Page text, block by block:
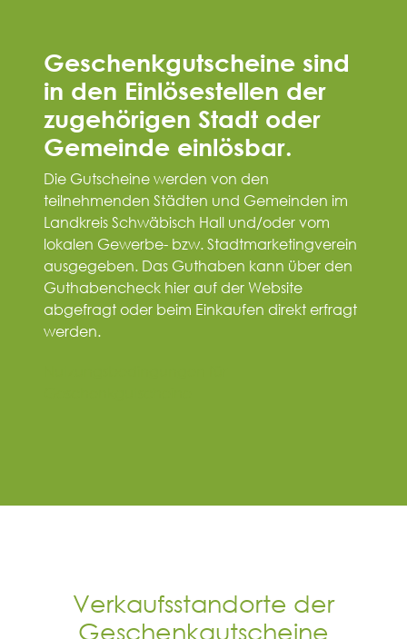
Geschenkgutscheine sind
in den Einlösestellen der
zugehörigen Stadt oder
Gemeinde einlösbar.
Die Gutscheine werden von den
teilnehmenden Städten und Gemeinden im
Landkreis Schwäbisch Hall und/oder vom
lokalen Gewerbe- bzw. Stadtmarketingverein
ausgegeben. Das Guthaben kann über den
Guthabencheck hier auf der Website
abgefragt oder beim Einkaufen direkt erfragt
werden.
Verkaufsstandorte der
Geschenkgutscheine